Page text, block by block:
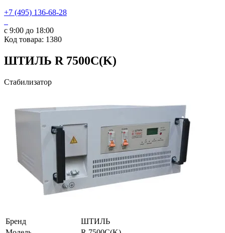
+7 (495) 136-68-28
с 9:00 до 18:00
Код товара: 1380
ШТИЛЬ R 7500C(K)
Стабилизатор
Бренд
ШТИЛЬ